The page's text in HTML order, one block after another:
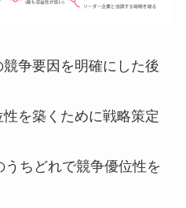
争要因を明確にした後
を築くために戦略策定
ちどれで競争優位性を